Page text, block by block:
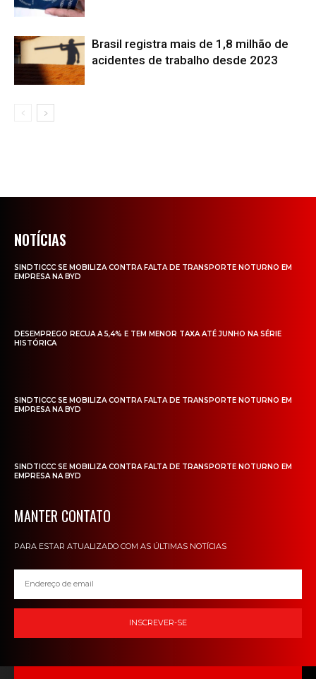
Brasil registra mais de 1,8 milhão de
acidentes de trabalho desde 2023
NOTÍCIAS
SINDTICCC SE MOBILIZA CONTRA FALTA DE TRANSPORTE NOTURNO EM
EMPRESA NA BYD
DESEMPREGO RECUA A 5,4% E TEM MENOR TAXA ATÉ JUNHO NA SÉRIE
HISTÓRICA
SINDTICCC SE MOBILIZA CONTRA FALTA DE TRANSPORTE NOTURNO EM
EMPRESA NA BYD
SINDTICCC SE MOBILIZA CONTRA FALTA DE TRANSPORTE NOTURNO EM
EMPRESA NA BYD
MANTER CONTATO
PARA ESTAR ATUALIZADO COM AS ÚLTIMAS NOTÍCIAS
INSCREVER-SE